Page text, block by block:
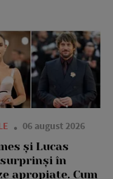
06 august 2026
și Lucas
în
apropiate. Cum